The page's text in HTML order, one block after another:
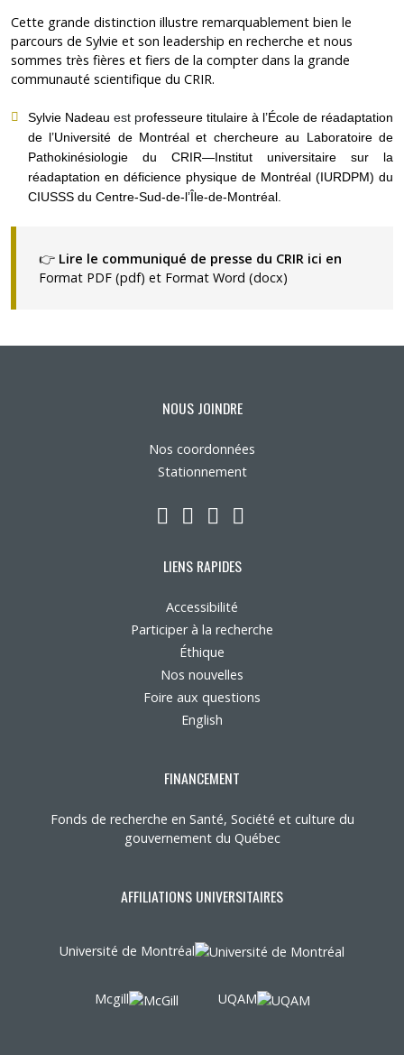
Cette grande distinction illustre remarquablement bien le
parcours de Sylvie et son leadership en recherche et nous
sommes très fières et fiers de la compter dans la grande
communauté scientifique du CRIR.
Sylvie Nadeau est professeure titulaire à l’École de réadaptation
de l’Université de Montréalet chercheure au Laboratoirede
Pathokinésiologiedu CRIR—Institut universitaire sur la
réadaptation en déficience physique de Montréal (IURDPM) du
CIUSSS du Centre-Sud-de-l’Île-de-Montréal.
👉 Lire le communiqué de presse du CRIR ici en
Format PDF (pdf) et Format Word (docx)
NOUS JOINDRE
Nos coordonnées
Stationnement
LinkedIn
YouTube
Twitter
LIENS RAPIDES
Accessibilité
Participer à la recherche
Éthique
Nos nouvelles
Foire aux questions
English
FINANCEMENT
Fonds de recherche en Santé, Société et culture du
gouvernement du Québec
AFFILIATIONS UNIVERSITAIRES
Université de Montréal
Mcgill UQAM